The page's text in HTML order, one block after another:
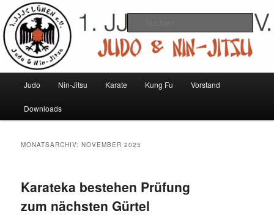
primären
Inhalt
springen
sekundären
Inhalt
springen1. JJJC Lünen e.V.
Judo und Ninjitsu
Judo Nin-Jitsu Karate Kung Fu Vorstand
Downloads
MONATSARCHIV:NOVEMBER 2025
Karateka bestehen Prüfung
zum nächsten Gürtel